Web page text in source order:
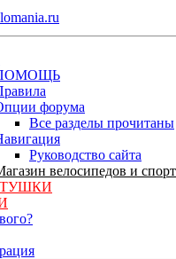
форума
Все разделы прочитаны
Руководство сайта
велосипедов и